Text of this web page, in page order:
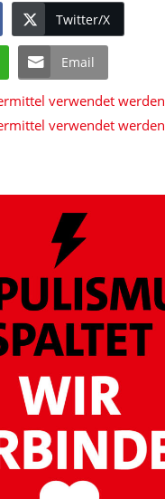
Twitter/X
Email
verwendet werden
verwendet werden